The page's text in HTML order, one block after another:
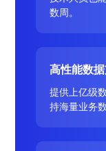
数周。
高性能数
提供上亿级
持海量业务